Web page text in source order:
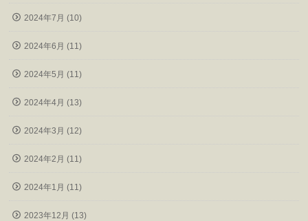
2024年7月 (10)
2024年6月 (11)
2024年5月 (11)
2024年4月 (13)
2024年3月 (12)
2024年2月 (11)
2024年1月 (11)
2023年12月 (13)